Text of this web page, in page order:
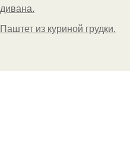
дивана.
Паштет из куриной грудки.